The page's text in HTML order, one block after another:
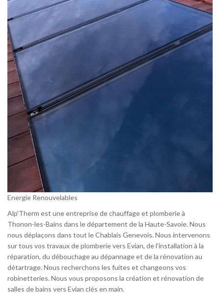
Energie Renouvelables
Alp'Therm est une entreprise de chauffage et plomberie à
Thonon-les-Bains dans le département de la Haute-Savoie. Nous
nous déplaçons dans tout le Chablais Genevois. Nous intervenons
sur tous vos travaux de plomberie vers Evian, de l'installation à la
réparation, du débouchage au dépannage et de la rénovation au
détartrage. Nous recherchons les fuites et changeons vos
robinetteries. Nous vous proposons la création et rénovation de
salles de bains vers Evian clés en main.